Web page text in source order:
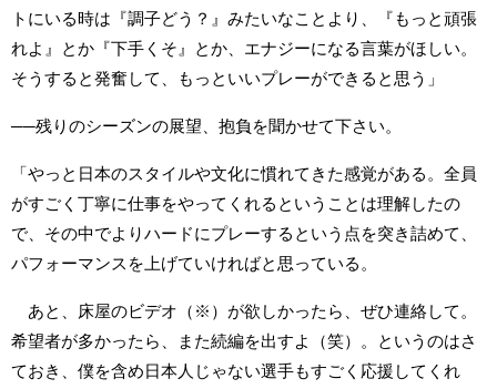
トにいる時は『調子どう？』みたいなことより、『もっと頑張
れよ』とか『下手くそ』とか、エナジーになる言葉がほしい。
そうすると発奮して、もっといいプレーができると思う」
──残りのシーズンの展望、抱負を聞かせて下さい。
「やっと日本のスタイルや文化に慣れてきた感覚がある。全員
がすごく丁寧に仕事をやってくれるということは理解したの
で、その中でよりハードにプレーするという点を突き詰めて、
パフォーマンスを上げていければと思っている。
あと、床屋のビデオ（※）が欲しかったら、ぜひ連絡して。
希望者が多かったら、また続編を出すよ（笑）。というのはさ
ておき、僕を含め日本人じゃない選手もすごく応援してくれ